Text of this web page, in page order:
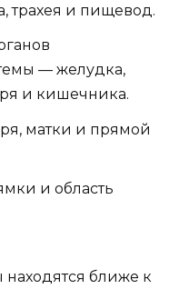
трахея и пищевод.
— желудка,
и кишечника.
матки и прямой
и область
ближе к